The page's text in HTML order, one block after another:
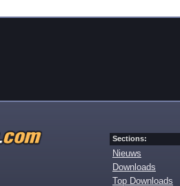
Sections:
Nieuws
Downloads
Top Downloads